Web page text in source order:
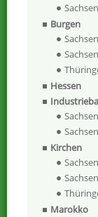
Burgen
Sachsen
Hessen
Sachsen
Kirchen
Sachsen
Marokko